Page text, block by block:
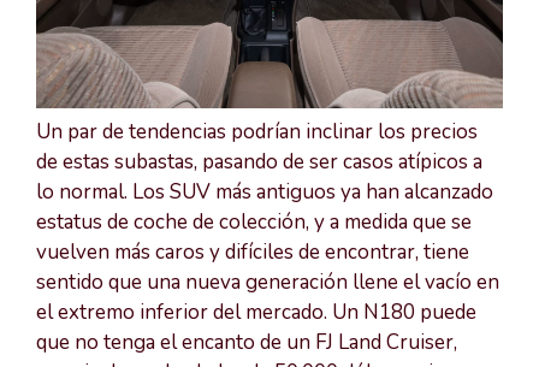
Un par de tendencias podrían inclinar los precios
de estas subastas, pasando de ser casos atípicos a
lo normal. Los SUV más antiguos ya han alcanzado
estatus de coche de colección, y a medida que se
vuelven más caros y difíciles de encontrar, tiene
sentido que una nueva generación llene el vacío en
el extremo inferior del mercado. Un N180 puede
que no tenga el encanto de un FJ Land Cruiser,